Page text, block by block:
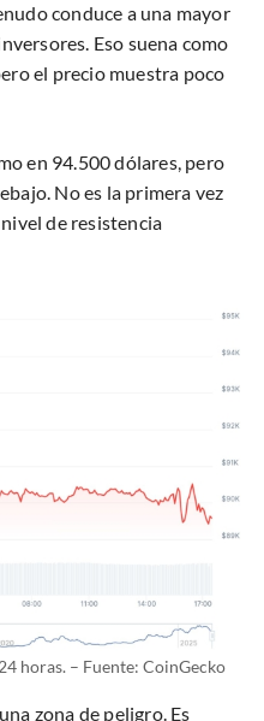
conduce a una mayor
Eso suena como
el precio muestra poco
en 94.500 dólares, pero
No es la primera vez
de resistencia
horas. – Fuente: CoinGecko
zona de peligro. Es